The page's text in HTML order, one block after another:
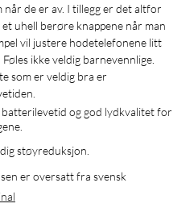
når de er av. I tillegg er det altfor
et uhell berøre knappene når man
vil justere hodetelefonene litt
Føles ikke veldig barnevennlige.
som er veldig bra er
batterilevetid og god lydkvalitet for
støyreduksjon.
er oversatt fra svensk